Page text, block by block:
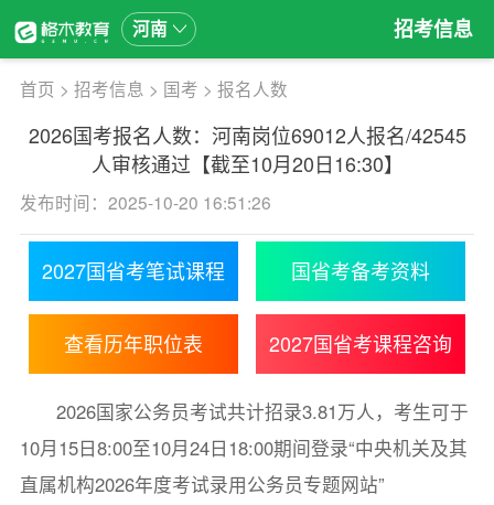
河南 招考信息
首页 > 招考信息 > 国考 > 报名人数
2026国考报名人数：河南岗位69012人报名/42545
人审核通过【截至10月20日16:30】
发布时间：2025-10-20 16:51:26
2027国省考笔试课程 国省考备考资料
查看历年职位表 2027国省考课程咨询
2026国家公务员考试共计招录3.81万人，考生可于
10月15日8:00至10月24日18:00期间登录“中央机关及其
直属机构2026年度考试录用公务员专题网站”